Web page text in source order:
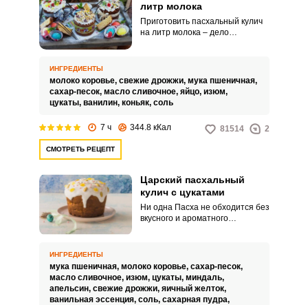
литр молока
Приготовить пасхальный кулич
на литр молока – дело
литр молока.
ИНГРЕДИЕНТЫ
молоко коровье, свежие дрожжи, мука пшеничная,
сахар-песок, масло сливочное, яйцо, изюм,
цукаты, ванилин, коньяк, соль
7 ч 344.8 кКал 81514 2
СМОТРЕТЬ РЕЦЕПТ
Царский пасхальный
кулич с цукатами
Ни одна Пасха не обходится без
вкусного и ароматного
не куплено в магазине.
ИНГРЕДИЕНТЫ
мука пшеничная, молоко коровье, сахар-песок,
масло сливочное, изюм, цукаты, миндаль,
апельсин, свежие дрожжи, яичный желток,
ванильная эссенция, соль, сахарная пудра,